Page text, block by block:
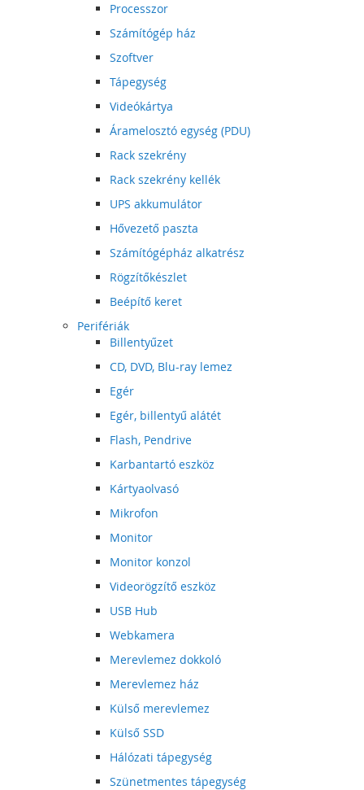
Processzor
Számítógép ház
Szoftver
Tápegység
Videókártya
Áramelosztó egység (PDU)
Rack szekrény
Rack szekrény kellék
UPS akkumulátor
Hővezető paszta
Számítógépház alkatrész
Rögzítőkészlet
Beépítő keret
Perifériák
Billentyűzet
CD, DVD, Blu-ray lemez
Egér
Egér, billentyű alátét
Flash, Pendrive
Karbantartó eszköz
Kártyaolvasó
Mikrofon
Monitor
Monitor konzol
Videorögzítő eszköz
USB Hub
Webkamera
Merevlemez dokkoló
Merevlemez ház
Külső merevlemez
Külső SSD
Hálózati tápegység
Szünetmentes tápegység